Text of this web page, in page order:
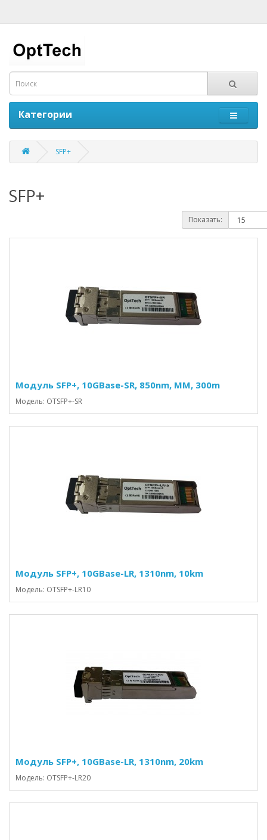
Категории
SFP+
SFP+
Показать:
Модуль SFP+, 10GBase-SR, 850nm, MM, 300m
Модель: OTSFP+-SR
Модуль SFP+, 10GBase-LR, 1310nm, 10km
Модель: OTSFP+-LR10
Модуль SFP+, 10GBase-LR, 1310nm, 20km
Модель: OTSFP+-LR20